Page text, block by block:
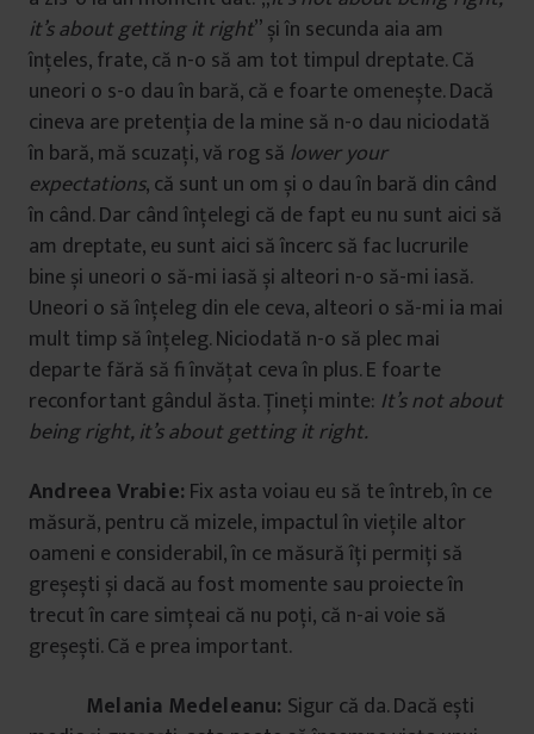
it’s about getting it right” și în secunda aia am
înțeles, frate, că n-o să am tot timpul dreptate. Că
uneori o s-o dau în bară, că e foarte omenește. Dacă
cineva are pretenția de la mine să n-o dau niciodată
în bară, mă scuzați, vă rog să lower your
expectations, că sunt un om și o dau în bară din când
în când. Dar când înțelegi că de fapt eu nu sunt aici să
am dreptate, eu sunt aici să încerc să fac lucrurile
bine și uneori o să-mi iasă și alteori n-o să-mi iasă.
Uneori o să înțeleg din ele ceva, alteori o să-mi ia mai
mult timp să înțeleg. Niciodată n-o să plec mai
departe fără să fi învățat ceva în plus. E foarte
reconfortant gândul ăsta. Țineți minte: It’s not about
being right, it’s about getting it right.
Andreea Vrabie: Fix asta voiau eu să te întreb, în ce
măsură, pentru că mizele, impactul în viețile altor
oameni e considerabil, în ce măsură îți permiți să
greșești și dacă au fost momente sau proiecte în
trecut în care simțeai că nu poți, că n-ai voie să
greșești. Că e prea important.
Melania Medeleanu: Sigur că da. Dacă ești